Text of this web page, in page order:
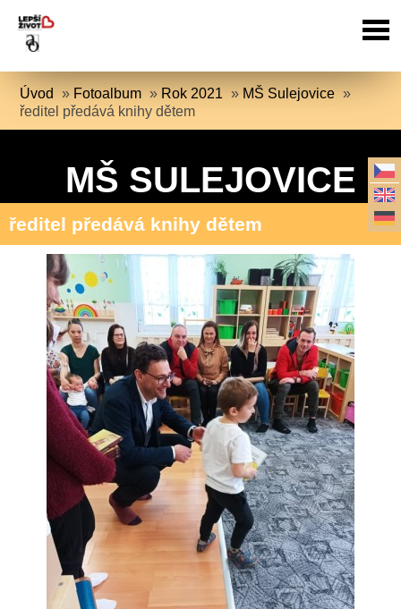
Úvod » Fotoalbum » Rok 2021 » MŠ Sulejovice »
ředitel předává knihy dětem
MŠ SULEJOVICE
ředitel předává knihy dětem